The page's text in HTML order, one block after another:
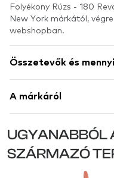
Folyékony Rúzs - 180
New York márkától,
webshopban.
Összetevők és
A márkáról
UGYANABBÓL
SZÁRMAZÓ